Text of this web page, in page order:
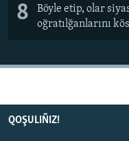
8
Böyle etip, olar
oğratılğanlarını
QOŞULIÑIZ!